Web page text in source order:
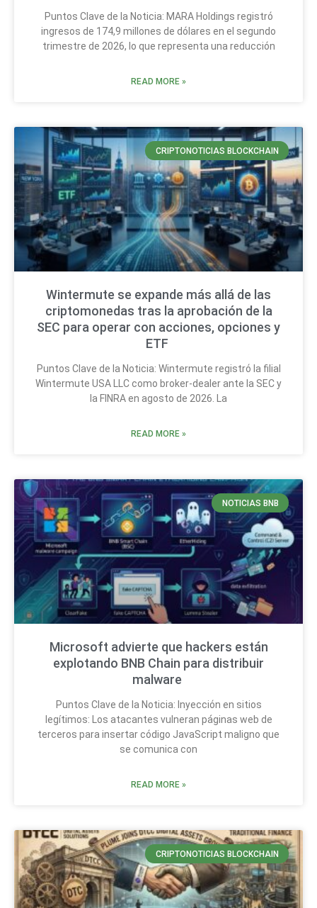
Puntos Clave de la Noticia: MARA Holdings registró
ingresos de 174,9 millones de dólares en el segundo
trimestre de 2026, lo que representa una reducción
READ MORE »
CRIPTONOTICIAS BLOCKCHAIN
Wintermute se expande más allá de las
criptomonedas tras la aprobación de la
SEC para operar con acciones, opciones y
ETF
Puntos Clave de la Noticia: Wintermute registró la filial
Wintermute USA LLC como broker-dealer ante la SEC y
la FINRA en agosto de 2026. La
READ MORE »
NOTICIAS BNB
Microsoft advierte que hackers están
explotando BNB Chain para distribuir
malware
Puntos Clave de la Noticia: Inyección en sitios
legítimos: Los atacantes vulneran páginas web de
terceros para insertar código JavaScript maligno que
se comunica con
READ MORE »
CRIPTONOTICIAS BLOCKCHAIN